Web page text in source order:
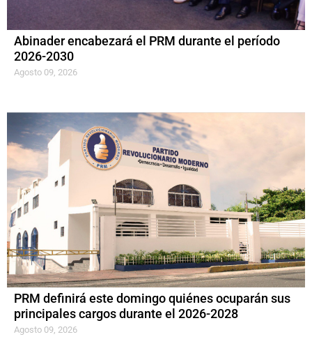
Abinader encabezará el PRM durante el período
2026-2030
Agosto 09, 2026
PRM definirá este domingo quiénes ocuparán sus
principales cargos durante el 2026-2028
Agosto 09, 2026